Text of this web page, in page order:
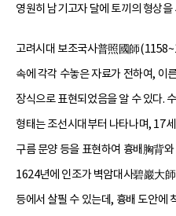
영원히 남기고자 달에 토끼의 형상
고려시대 보조국사普照國師
속에 각각 수놓은 자료가 전하여, 이
장식으로 표현되었음을 알 수 있다.
형태는 조선시대부터 나타나며, 17
구름 문양 등을 표현하여 흉배胸背
1624년에 인조가 벽암대사碧巖大
등에서 살필 수 있는데, 흉배 도안에